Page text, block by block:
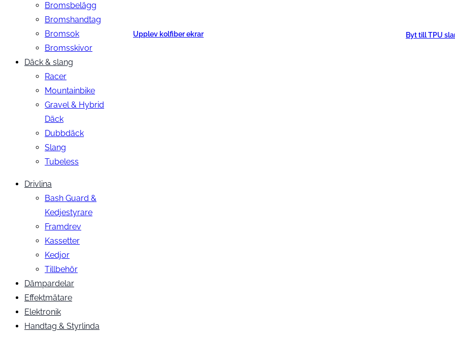
Bromsbelägg
Bromshandtag
Bromsok
Bromsskivor
Däck & slang
Racer
Mountainbike
Gravel & Hybrid
Däck
Dubbdäck
Slang
Tubeless
Drivlina
Bash Guard &
Kedjestyrare
Framdrev
Kassetter
Kedjor
Tillbehör
Dämpardelar
Effektmätare
Elektronik
Handtag & Styrlinda
Upplev kolfiber ekrar Byt till TPU